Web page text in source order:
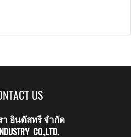
US
า อินดัสทรี จำกัด
CO.,LTD.